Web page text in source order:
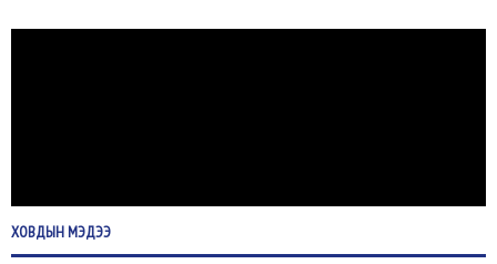
ХОВДЫНМЭДЭЭ